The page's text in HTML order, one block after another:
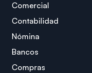
Comercial
Contabilidad
Nómina
Bancos
Compras